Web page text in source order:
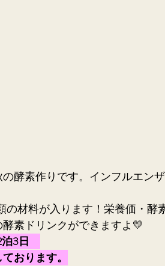
酵素作りです。インフルエン
の材料が入ります！栄養価・酵
素ドリンクができますよ💛
泊3日
おります。